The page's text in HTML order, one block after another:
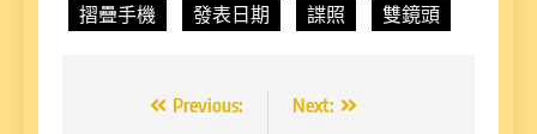
摺疊手機
發表日期 諜照 雙鏡頭
Previous:
Next: